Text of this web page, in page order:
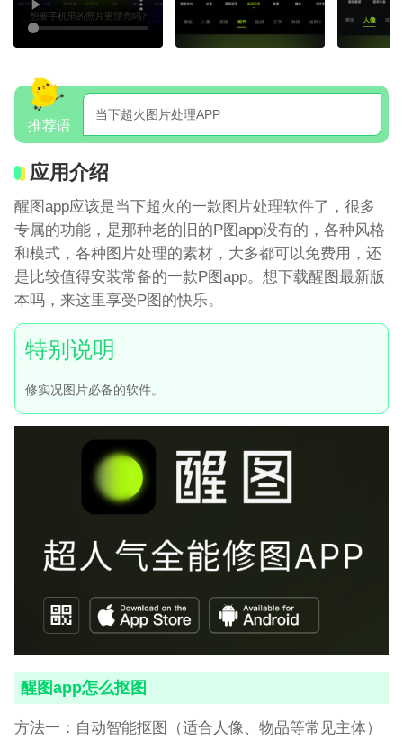
推荐语
当下超火图片处理APP
应用介绍
醒图app应该是当下超火的一款图片处理软件了，很多
专属的功能，是那种老的旧的P图app没有的，各种风格
和模式，各种图片处理的素材，大多都可以免费用，还
是比较值得安装常备的一款P图app。想下载醒图最新版
本吗，来这里享受P图的快乐。
修实况图片必备的软件。
醒图app怎么抠图
方法一：自动智能抠图（适合人像、物品等常见主体）